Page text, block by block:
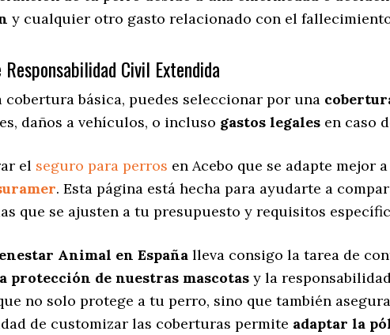
y cualquier otro gasto relacionado con el
Civil Extendida
cobertura básica, puedes seleccionar por una
daños a vehículos, o incluso gastos legales en caso
el seguro para perros en Acebo que se adapte mejor
. Esta página está hecha para ayudarte a
que se ajusten a tu presupuesto y requisitos
Animal en España lleva consigo la tarea de
protección de nuestras mascotas y la
no solo protege a tu perro, sino que también
de customizar las coberturas permite adaptar la